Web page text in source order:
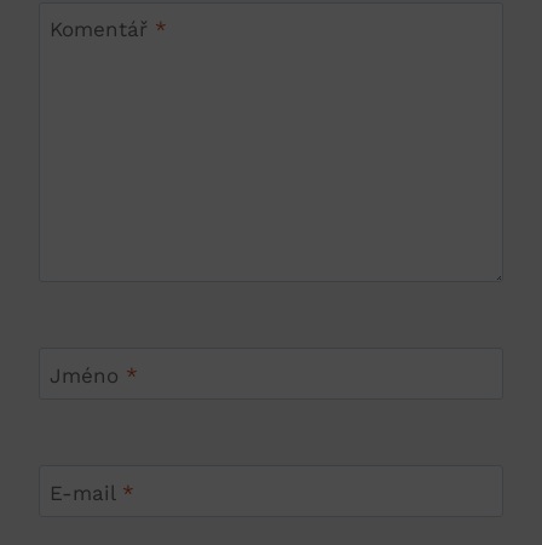
Komentář *
Jméno *
E-mail *